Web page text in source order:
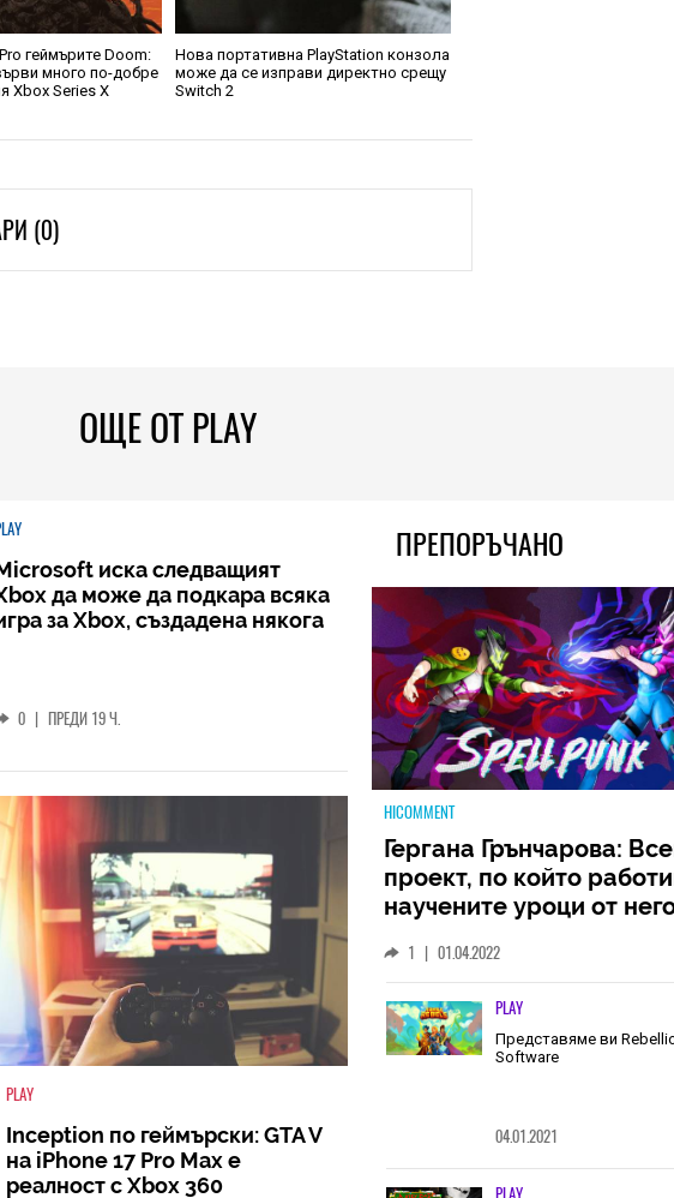
геймърите Doom:
много по-добре
Xbox Series X
Нова портативна PlayStation конзола
може да се изправи директно срещу
Switch 2
(0)
ОЩЕ ОТ PLAY
иска следващият
да може да подкара всяка
за Xbox, създадена някога
0 | ПРЕДИ 19 Ч.
PLAY
Inception по геймърски: GTA V
на iPhone 17 Pro Max е
реалност с Xbox 360
ПРЕПОРЪЧАНО
HICOMMENT
Гергана Грънчарова:
проект, по който
научените уроци от
който трябва да
като екип (ИНТЕРВЮ)
1 | 01.04.2022
PLAY
Представяме ви
Software
04.01.2021